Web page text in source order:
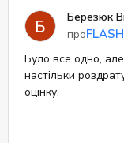
Березюк
проFLASH
Було все одно, але
настільки
оцінку.